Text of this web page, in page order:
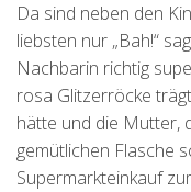
Da sind neben den
liebsten nur „Bah!“
Nachbarin richtig
rosa Glitzerröcke
hätte und die Mutter,
gemütlichen Flasche
Supermarkteinkauf